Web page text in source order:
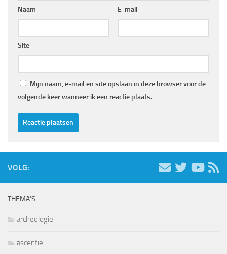
Naam E-mail
Site
Mijn naam, e-mail en site opslaan in deze browser voor de
volgende keer wanneer ik een reactie plaats.
VOLG:
THEMA’S
archeologie
ascentie